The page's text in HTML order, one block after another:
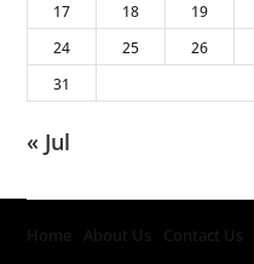
17
18 19
24
25 26
31
« Jul
Home About Us Contact Us